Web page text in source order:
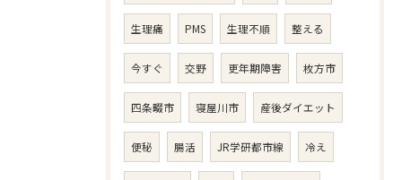
生理痛 PMS 生理不順 整える
今すぐ 交野 更年期障害 枚方市
四条畷市 寝屋川市 産後ダイエット
便秘 腸活 JR学研都市線 冷え